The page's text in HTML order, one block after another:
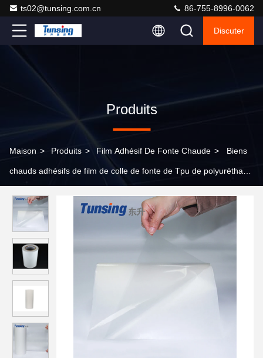
ts02@tunsing.com.cn 86-755-8996-0062
Discuter
Produits
Maison > Produits > Film Adhésif De Fonte Chaude > Biens
chauds adhésifs de film de colle de fonte de Tpu de polyuréthane